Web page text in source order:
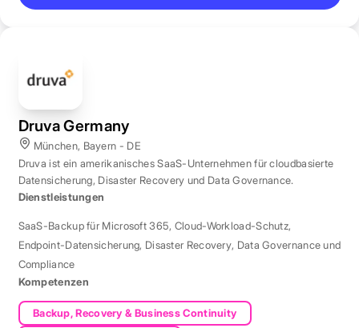
Druva Germany
München, Bayern - DE
Druva ist ein amerikanisches SaaS-Unternehmen für cloudbasierte
Datensicherung, Disaster Recovery und Data Governance.
Dienstleistungen
SaaS-Backup für Microsoft 365, Cloud-Workload-Schutz,
Endpoint-Datensicherung, Disaster Recovery, Data Governance und
Compliance
Kompetenzen
Backup, Recovery & Business Continuity